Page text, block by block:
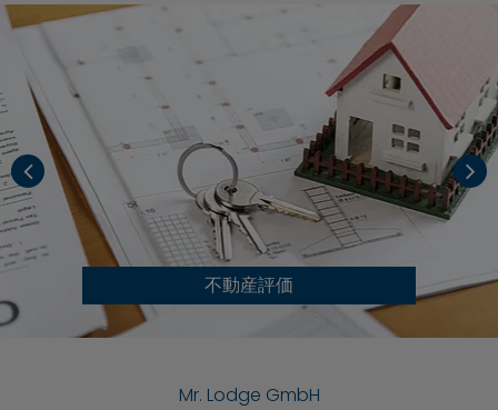
不動産評価
Mr. Lodge GmbH